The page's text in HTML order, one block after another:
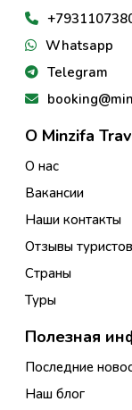
Whatsapp
Telegram
О Minzifa
О нас
Вакансии
Наши контакты
Отзывы туристов
Страны
Туры
Полезная
Последние
Наш блог